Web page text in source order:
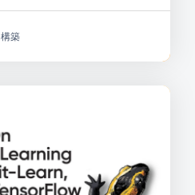
構築